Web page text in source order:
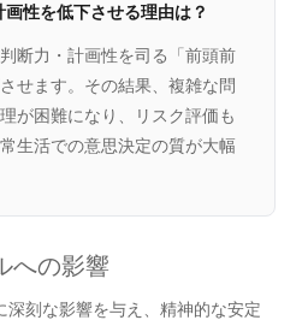
性を低下させる理由は？
断力・計画性を司る「前頭前
せます。その結果、複雑な問
が困難になり、リスク評価も
生活での意思決定の質が大幅
への影響
深刻な影響を与え、精神的な安定